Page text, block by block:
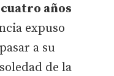
cuatro años
expuso
a su
de la